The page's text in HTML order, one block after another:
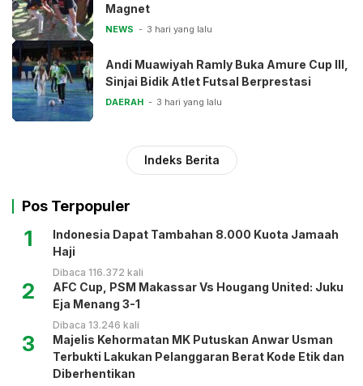
Magnet
NEWS 3 hari yang lalu
Andi Muawiyah Ramly Buka Amure Cup III,
Sinjai Bidik Atlet Futsal Berprestasi
DAERAH 3 hari yang lalu
Indeks Berita
Pos Terpopuler
1
Indonesia Dapat Tambahan 8.000 Kuota Jamaah
Haji
Dibaca 116.372 kali
2
AFC Cup, PSM Makassar Vs Hougang United: Juku
Eja Menang 3-1
Dibaca 13.246 kali
3
Majelis Kehormatan MK Putuskan Anwar Usman
Terbukti Lakukan Pelanggaran Berat Kode Etik dan
Diberhentikan